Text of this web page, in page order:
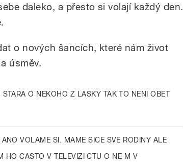
daleko, a přesto si volají každý den.
o nových šancích, které nám život
úsměv.
STARA O NEKOHO Z LASKY TAK TO NENI OBET
ANO VOLAME SI. MAME SICE SVE RODINY ALE
HO CASTO V TELEVIZI CTU O NE M V